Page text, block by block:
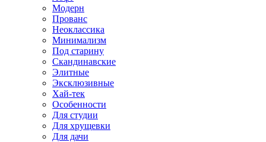
Модерн
Прованс
Неоклассика
Минимализм
Под старину
Скандинавские
Элитные
Эксклюзивные
Хай-тек
Особенности
Для студии
Для хрущевки
Для дачи